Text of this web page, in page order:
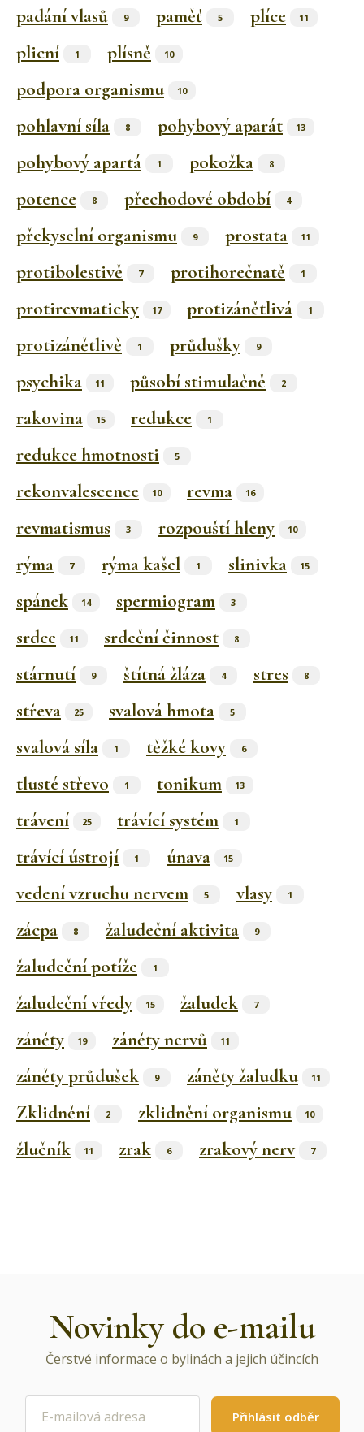
padání vlasů 9 paměť 5 plíce 11
plicní 1 plísně 10
podpora organismu 10
pohlavní síla 8 pohybový aparát 13
pohybový apartá 1 pokožka 8
potence 8 přechodové období 4
překyselní organismu 9 prostata 11
protibolestivě 7 protihorečnatě 1
protirevmaticky 17 protizánětlivá 1
protizánětlivě 1 průdušky 9
psychika 11 působí stimulačně 2
rakovina 15 redukce 1
redukce hmotnosti 5
rekonvalescence 10 revma 16
revmatismus 3 rozpouští hleny 10
rýma 7 rýma kašel 1 slinivka 15
spánek 14 spermiogram 3
srdce 11 srdeční činnost 8
stárnutí 9 štítná žláza 4 stres 8
střeva 25 svalová hmota 5
svalová síla 1 těžké kovy 6
tlusté střevo 1 tonikum 13
trávení 25 trávící systém 1
trávící ústrojí 1 únava 15
vedení vzruchu nervem 5 vlasy 1
zácpa 8 žaludeční aktivita 9
žaludeční potíže 1
žaludeční vředy 15 žaludek 7
záněty 19 záněty nervů 11
záněty průdušek 9 záněty žaludku 11
Zklidnění 2 zklidnění organismu 10
žlučník 11 zrak 6 zrakový nerv 7
Novinky do e-mailu
Čerstvé informace o bylinách a jejich účincích
Přihlásit odběr